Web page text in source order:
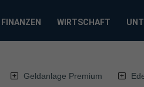
FINANZEN WIRTSCHAFT
Geldanlage Premium